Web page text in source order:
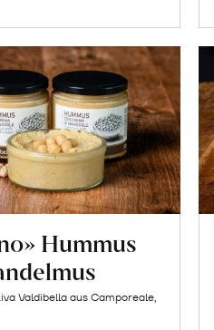
Hummus
Valdibella aus Camporeale,